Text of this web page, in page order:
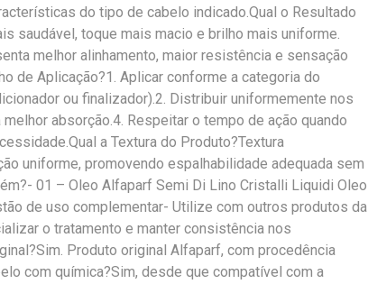
do tipo de cabelo indicado.Qual o Resultado
saudável, toque mais macio e brilho mais uniforme.
melhor alinhamento, maior resistência e sensação
de Aplicação?1. Aplicar conforme a categoria do
ou finalizador).2. Distribuir uniformemente nos
absorção.4. Respeitar o tempo de ação quando
a Textura do Produto?Textura
uniforme, promovendo espalhabilidade adequada sem
01 – Oleo Alfaparf Semi Di Lino Cristalli Liquidi Oleo
de uso complementar- Utilize com outros produtos da
o tratamento e manter consistência nos
Produto original Alfaparf, com procedência
com química?Sim, desde que compatível com a